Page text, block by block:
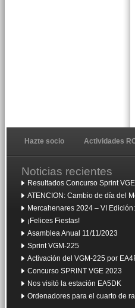
Hazte socio Actividades
Noticias recientes
Resultados Concurso Sprint
ATENCION: Cambio de día del
Mercahenares 2024 – VI
¡Felices Fiestas!
Asamblea Anual 11/11/2023
Sprint VGM-225
Activación del VGM-225 por
Concurso SPRINT VGE 2023
Nos visitó la estación EA5DK
Ordenadores para el cuarto de